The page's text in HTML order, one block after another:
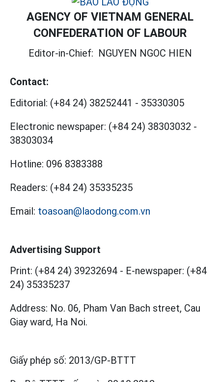
AGENCY OF VIETNAM GENERAL
CONFEDERATION OF LABOUR
Editor-in-Chief: NGUYEN NGOC HIEN
Contact:
Editorial: (+84 24) 38252441 - 35330305
Electronic newspaper: (+84 24) 38303032 -
38303034
Hotline: 096 8383388
Readers: (+84 24) 35335235
Email: toasoan@laodong.com.vn
Advertising Support
Print: (+84 24) 39232694 - E-newspaper: (+84
24) 35335237
Address: No. 06, Pham Van Bach street, Cau
Giay ward, Ha Noi.
Giấy phép số: 2013/GP-BTTT